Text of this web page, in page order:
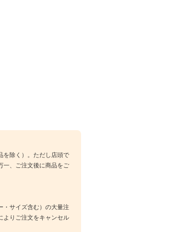
を除く）。ただし店頭で
一、ご注文後に商品をご
・サイズ含む）の大量注
よりご注文をキャンセル